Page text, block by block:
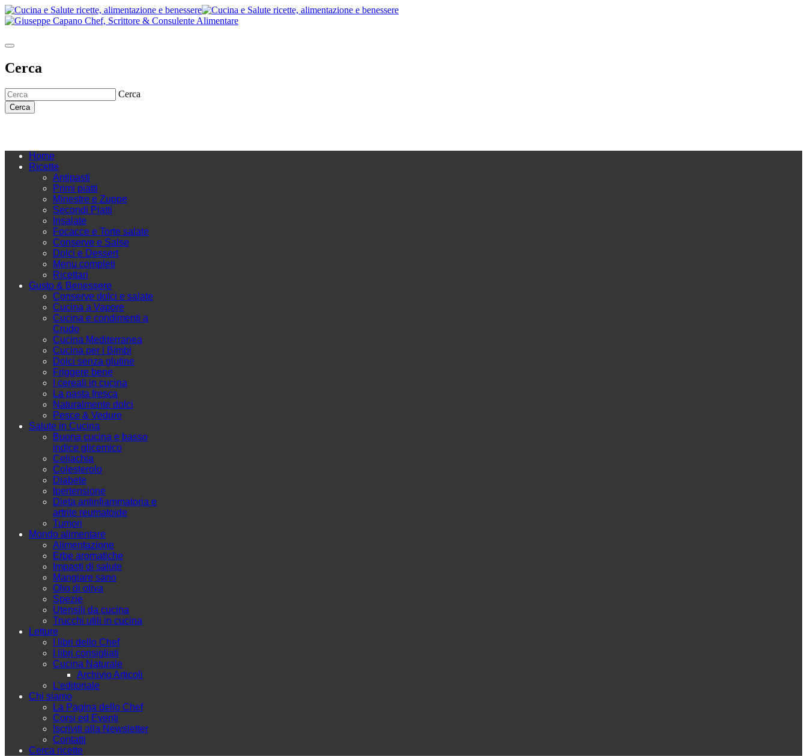
Cerca
Cerca
Cerca
Home
Ricette
Antipasti
Primi piatti
Minestre e Zuppe
Secondi Piatti
Insalate
Focacce e Torte salate
Conserve e Salse
Dolci e Dessert
Menu completi
Ricettari
Gusto & Benessere
Conserve dolci e salate
Cucina a Vapore
Cucina e condimenti a
Crudo
Cucina Mediterranea
Cucina per i Bimbi
Dolci senza glutine
Friggere bene
I cereali in cucina
La pasta fresca
Naturalmente dolci
Pesce & Vedure
Salute in Cucina
Buona cucina e basso
indice glicemico
Celiachia
Colesterolo
Diabete
Ipertensione
Dieta antinfiammatoria e
artrite reumatoide
Tumori
Mondo alimentare
Alimentazione
Erbe aromatiche
Impasti di salute
Mangiare sano
Olio di oliva
Spezie
Utensili da cucina
Trucchi utili in cucina
Letture
I libri dello Chef
I libri consigliati
Cucina Naturale
Archivio Articoli
L'editoriale
Chi siamo
La Pagina dello Chef
Corsi ed Eventi
Iscriviti alla Newsletter
Contatti
Cerca ricette